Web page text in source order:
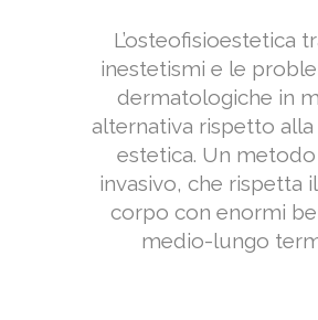
L’osteofisioestetica
inestetismi e le
dermatologiche in
alternativa rispetto alla
estetica. Un
invasivo, che rispetta
corpo con enormi
medio-lungo